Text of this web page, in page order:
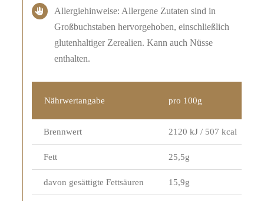
Allergiehinweise: Allergene Zutaten sind in
Großbuchstaben hervorgehoben, einschließlich
glutenhaltiger Zerealien. Kann auch Nüsse
enthalten.
Nährwertangabe pro 100g
Brennwert 2120 kJ / 507 kcal
Fett 25,5g
davon gesättigte Fettsäuren 15,9g